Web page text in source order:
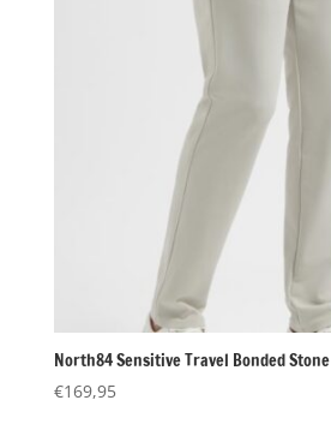
North84 Sensitive Travel Bonded Stone
€169,95